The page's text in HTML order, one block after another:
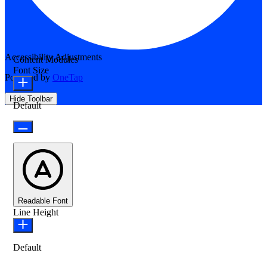
Accessibility Adjustments
Powered by OneTap
Hide Toolbar
Content Modules
Font Size
Default
Readable Font
Line Height
Default